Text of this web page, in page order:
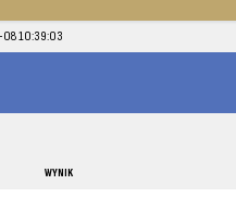
10:39:03
WYNIK